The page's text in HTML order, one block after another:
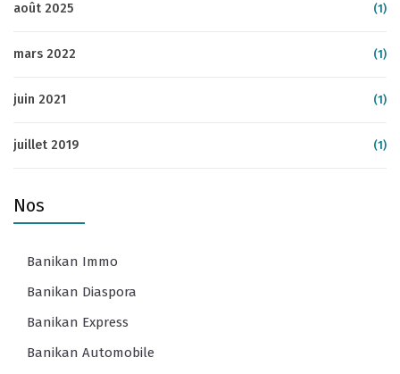
août 2025 (1)
mars 2022 (1)
juin 2021 (1)
juillet 2019 (1)
Nos
Banikan Immo
Banikan Diaspora
Banikan Express
Banikan Automobile